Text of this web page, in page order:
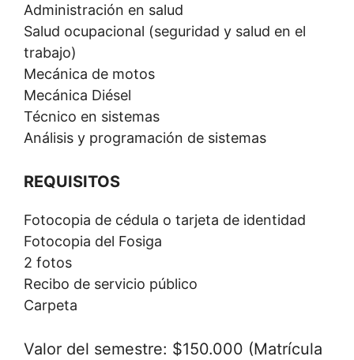
Administración en salud
Salud ocupacional (seguridad y salud en el
trabajo)
Mecánica de motos
Mecánica Diésel
Técnico en sistemas
Análisis y programación de sistemas
REQUISITOS
Fotocopia de cédula o tarjeta de identidad
Fotocopia del Fosiga
2 fotos
Recibo de servicio público
Carpeta
Valor del semestre: $150.000 (Matrícula